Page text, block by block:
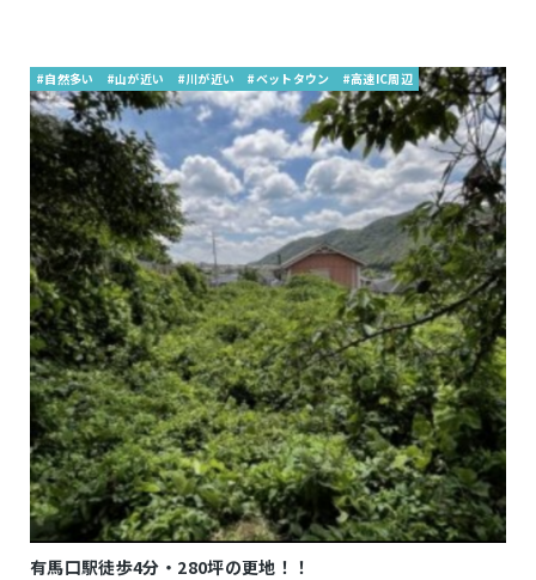
#自然多い #山が近い #川が近い #ベットタウン #高速IC周辺
有馬口駅徒歩4分・280坪の更地！！